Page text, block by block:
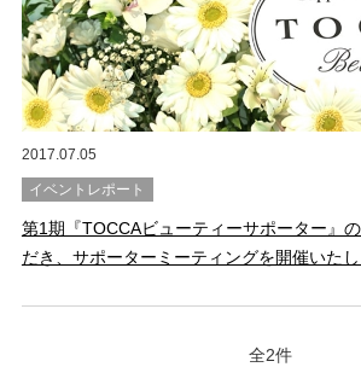
2017.07.05
イベントレポート
第1期『TOCCAビューティーサポーター』
だき、サポーターミーティングを開催いたし
全2件